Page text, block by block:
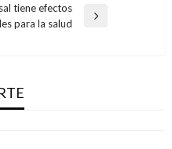
tiene efectos
para la salud
Colombia
2019